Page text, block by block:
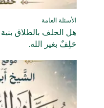
الأسئلة العامة
هل الحلف بالطلاق بنية
حَلِفٌ بغير الله.